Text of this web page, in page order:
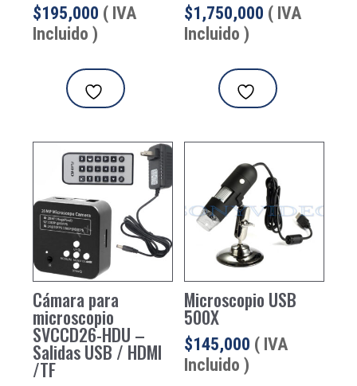
$195,000 ( IVA
Incluido )
$1,750,000 ( IVA
Incluido )
Cámara para
microscopio
SVCCD26-HDU –
Salidas USB / HDMI
/TF
Microscopio USB
500X
$145,000 ( IVA
Incluido )